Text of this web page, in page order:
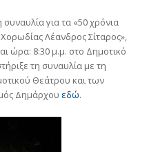
για τα «50 χρόνια
Λέανδρος Σίταρος»,
ώρα: 8:30 μ.μ. στο Δημοτικό
τη συναυλία με τη
Θεάτρου και των
Δημάρχου εδώ.